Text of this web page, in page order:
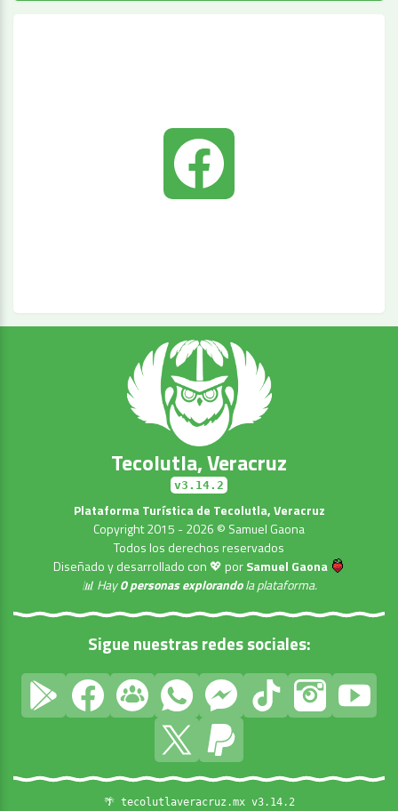
Tecolutla, Veracruz
v3.14.2
Plataforma Turística de Tecolutla, Veracruz
Copyright 2015 - 2026 © Samuel Gaona
Todos los derechos reservados
Diseñado y desarrollado con 💖 porSamuel Gaona
📊 Hay0 personas explorandola plataforma.
Sigue nuestras redes sociales:
🌴 tecolutlaveracruz.mx v3.14.2